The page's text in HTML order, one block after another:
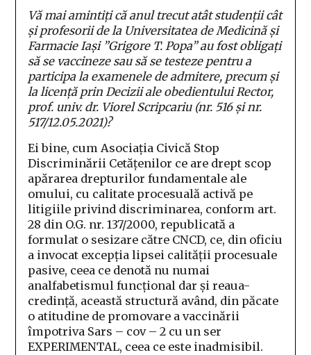
Vă mai amintiți că anul trecut atât studenții cât
și profesorii de la Universitatea de Medicină și
Farmacie Iași ”Grigore T. Popa” au fost obligați
să se vaccineze sau să se testeze pentru a
participa la examenele de admitere, precum și
la licență prin Decizii ale obedientului Rector,
prof. univ. dr. Viorel Scripcariu (nr. 516 și nr.
517/12.05.2021)?
Ei bine, cum Asociația Civică Stop
Discriminării Cetățenilor ce are drept scop
apărarea drepturilor fundamentale ale
omului, cu calitate procesuală activă pe
litigiile privind discriminarea, conform art.
28 din O.G. nr. 137/2000, republicată a
formulat o sesizare către CNCD, ce, din oficiu
a invocat excepția lipsei calității procesuale
pasive, ceea ce denotă nu numai
analfabetismul funcțional dar și reaua-
credință, această structură având, din păcate
o atitudine de promovare a vaccinării
împotriva Sars – cov – 2 cu un ser
EXPERIMENTAL, ceea ce este inadmisibil.